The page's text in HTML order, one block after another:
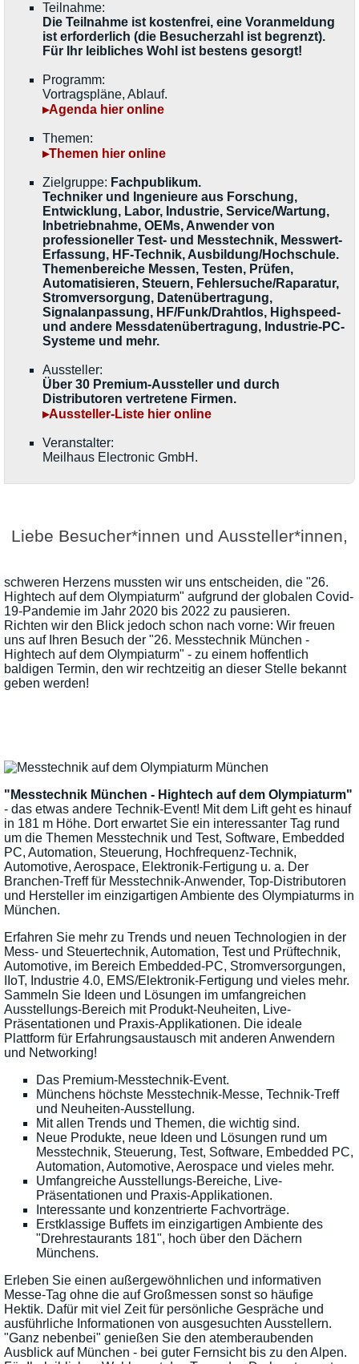
Teilnahme:
Die Teilnahme ist kostenfrei, eine Voranmeldung
ist erforderlich (die Besucherzahl ist begrenzt).
Für Ihr leibliches Wohl ist bestens gesorgt!
Programm:
Vortragspläne, Ablauf.
▸Agenda hier online
Themen:
▸Themen hier online
Zielgruppe: Fachpublikum.
Techniker und Ingenieure aus Forschung,
Entwicklung, Labor, Industrie, Service/Wartung,
Inbetriebnahme, OEMs, Anwender von
professioneller Test- und Messtechnik, Messwert-
Erfassung, HF-Technik, Ausbildung/Hochschule.
Themenbereiche Messen, Testen, Prüfen,
Automatisieren, Steuern, Fehlersuche/Raparatur,
Stromversorgung, Datenübertragung,
Signalanpassung, HF/Funk/Drahtlos, Highspeed-
und andere Messdatenübertragung, Industrie-PC-
Systeme und mehr.
Aussteller:
Über 30 Premium-Aussteller und durch
Distributoren vertretene Firmen.
▸Aussteller-Liste hier online
Veranstalter:
Meilhaus Electronic GmbH.
Liebe Besucher*innen und Aussteller*innen,
schweren Herzens mussten wir uns entscheiden, die "26.
Hightech auf dem Olympiaturm" aufgrund der globalen Covid-
19-Pandemie im Jahr 2020 bis 2022 zu pausieren.
Richten wir den Blick jedoch schon nach vorne: Wir freuen
uns auf Ihren Besuch der "26. Messtechnik München -
Hightech auf dem Olympiaturm" - zu einem hoffentlich
baldigen Termin, den wir rechtzeitig an dieser Stelle bekannt
geben werden!
"Messtechnik München - Hightech auf dem Olympiaturm"
- das etwas andere Technik-Event! Mit dem Lift geht es hinauf
in 181 m Höhe. Dort erwartet Sie ein interessanter Tag rund
um die Themen Messtechnik und Test, Software, Embedded
PC, Automation, Steuerung, Hochfrequenz-Technik,
Automotive, Aerospace, Elektronik-Fertigung u. a. Der
Branchen-Treff für Messtechnik-Anwender, Top-Distributoren
und Hersteller im einzigartigen Ambiente des Olympiaturms in
München.
Erfahren Sie mehr zu Trends und neuen Technologien in der
Mess- und Steuertechnik, Automation, Test und Prüftechnik,
Automotive, im Bereich Embedded-PC, Stromversorgungen,
IIoT, Industrie 4.0, EMS/Elektronik-Fertigung und vieles mehr.
Sammeln Sie Ideen und Lösungen im umfangreichen
Ausstellungs-Bereich mit Produkt-Neuheiten, Live-
Präsentationen und Praxis-Applikationen. Die ideale
Plattform für Erfahrungsaustausch mit anderen Anwendern
und Networking!
Das Premium-Messtechnik-Event.
Münchens höchste Messtechnik-Messe, Technik-Treff
und Neuheiten-Ausstellung.
Mit allen Trends und Themen, die wichtig sind.
Neue Produkte, neue Ideen und Lösungen rund um
Messtechnik, Steuerung, Test, Software, Embedded PC,
Automation, Automotive, Aerospace und vieles mehr.
Umfangreiche Ausstellungs-Bereiche, Live-
Präsentationen und Praxis-Applikationen.
Interessante und konzentrierte Fachvorträge.
Erstklassige Buffets im einzigartigen Ambiente des
"Drehrestaurants 181", hoch über den Dächern
Münchens.
Erleben Sie einen außergewöhnlichen und informativen
Messe-Tag ohne die auf Großmessen sonst so häufige
Hektik. Dafür mit viel Zeit für persönliche Gespräche und
ausführliche Informationen von ausgesuchten Ausstellern.
"Ganz nebenbei" genießen Sie den atemberaubenden
Ausblick auf München - bei guter Fernsicht bis zu den Alpen.